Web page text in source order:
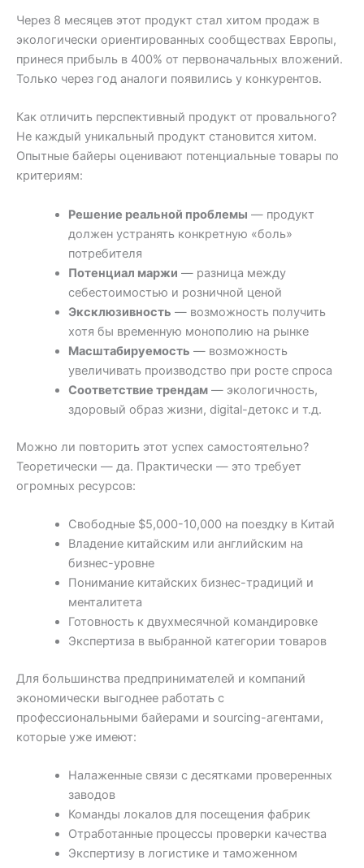
Через 8 месяцев этот продукт стал хитом продаж в
экологически ориентированных сообществах Европы,
принеся прибыль в 400% от первоначальных вложений.
Только через год аналоги появились у конкурентов.
Как отличить перспективный продукт от провального?
Не каждый уникальный продукт становится хитом.
Опытные байеры оценивают потенциальные товары по
критериям:
Решение реальной проблемы — продукт
должен устранять конкретную «боль»
потребителя
Потенциал маржи — разница между
себестоимостью и розничной ценой
Эксклюзивность — возможность получить
хотя бы временную монополию на рынке
Масштабируемость — возможность
увеличивать производство при росте спроса
Соответствие трендам— экологичность,
здоровый образ жизни, digital-детокс и т.д.
Можно ли повторить этот успех самостоятельно?
Теоретически — да. Практически — это требует
огромных ресурсов:
Свободные $5,000-10,000 на поездку в Китай
Владение китайским или английским на
бизнес-уровне
Понимание китайских бизнес-традиций и
менталитета
Готовность к двухмесячной командировке
Экспертиза в выбранной категории товаров
Для большинства предпринимателей и компаний
экономически выгоднее работать с
профессиональными байерами и sourcing-агентами,
которые уже имеют:
Налаженные связи с десятками проверенных
заводов
Команды локалов для посещения фабрик
Отработанные процессы проверки качества
Экспертизу в логистике и таможенном